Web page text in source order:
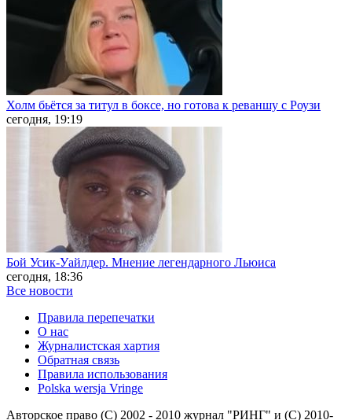
Холм бьётся за титул в боксе, но готова к реваншу с Роузи
сегодня, 19:19
Бой Усик-Уайлдер. Мнение легендарного Льюиса
сегодня, 18:36
Все новости
Правила перепечатки
О нас
Журналистская хартия
Обратная связь
Правила использования
Polska wersja Vringe
Авторское право (С) 2002 - 2010 журнал "РИНГ" и (С) 2010-